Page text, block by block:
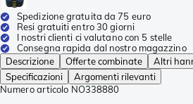
Spedizione gratuita da 75 euro
Resi gratuiti entro 30 giorni
I nostri clienti ci valutano con 5 stelle
Consegna rapida dal nostro magazzino
Descrizione
Offerte combinate
Altri
Specificazioni
Argomenti rilevanti
Numero articolo NO338880